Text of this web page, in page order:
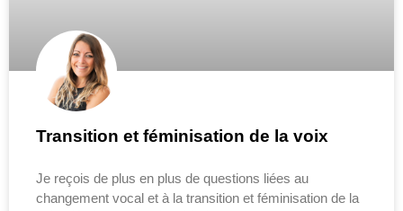
Transition et féminisation de la voix
Je reçois de plus en plus de questions liées au
changement vocal et à la transition et féminisation de la